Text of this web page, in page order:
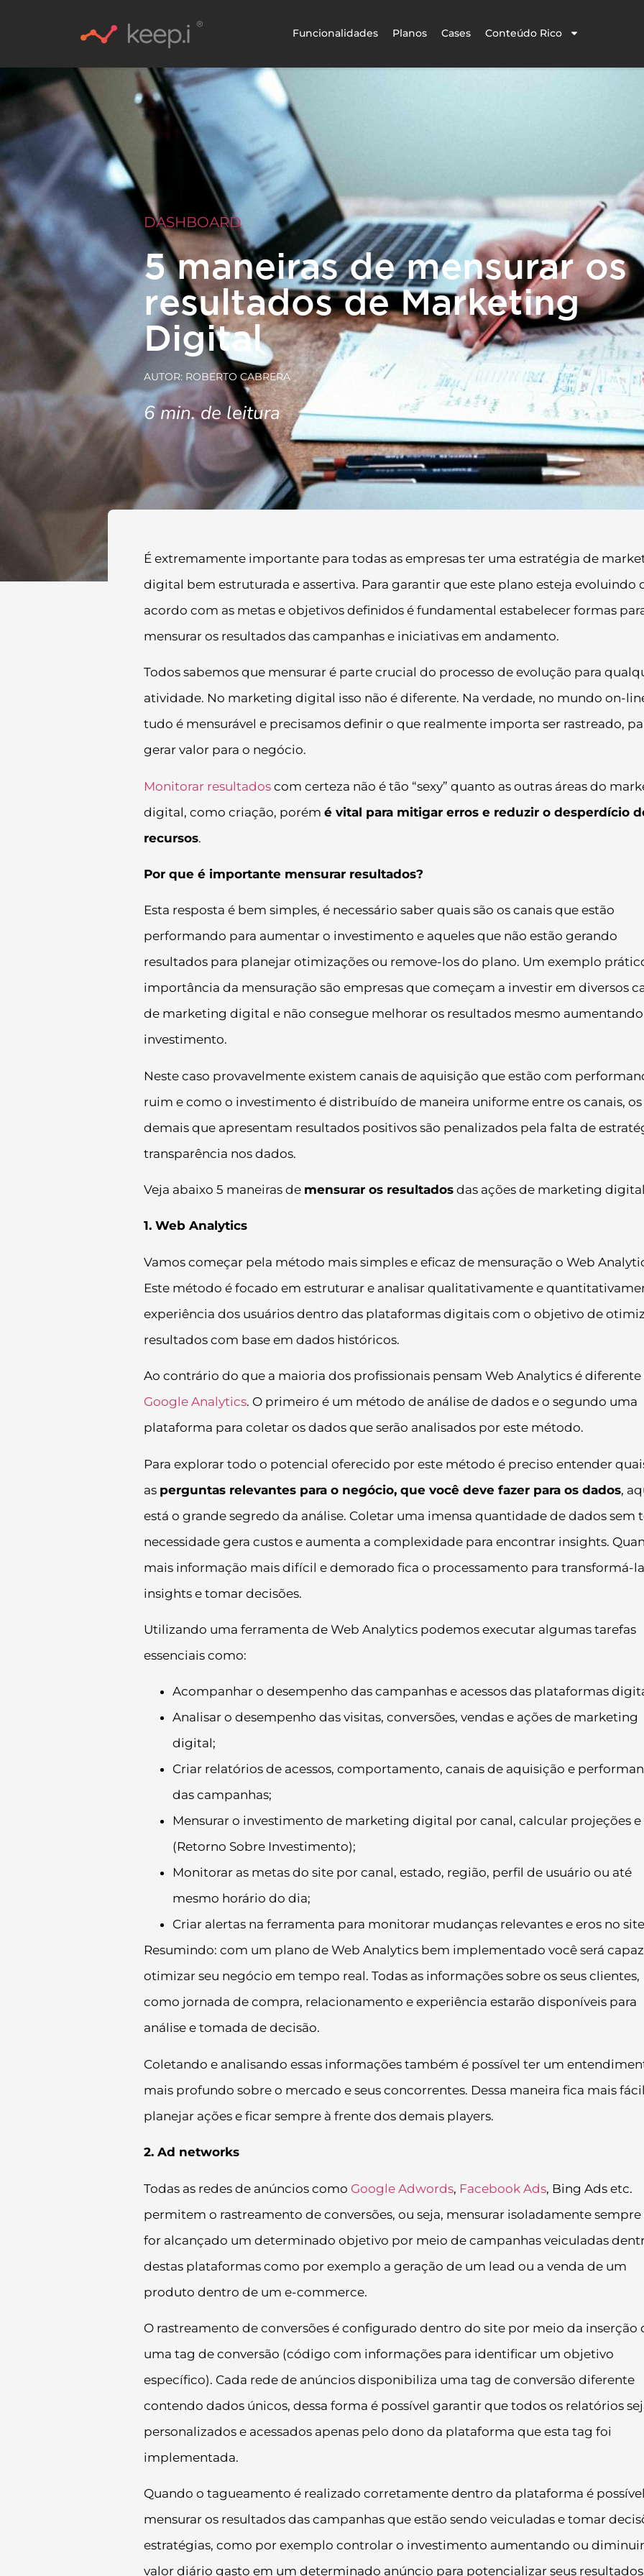
Funcionalidades Planos Cases Conteúdo Rico
DASHBOARD
5 maneiras de mensurar os
resultados de Marketing
Digital
AUTOR: ROBERTO CABRERA
6 min. de leitura
É extremamente importante para todas as empresas ter uma estratégia de
digital bem estruturada e assertiva. Para garantir que este plano esteja evoluindo
acordo com as metas e objetivos definidos é fundamental estabelecer formas
mensurar os resultados das campanhas e iniciativas em andamento.
Todos sabemos que mensurar é parte crucial do processo de evolução para
atividade. No marketing digital isso não é diferente. Na verdade, no mundo on-
tudo é mensurável e precisamos definir o que realmente importa ser rastreado,
gerar valor para o negócio.
Monitorar resultados com certeza não é tão “sexy” quanto as outras áreas do
digital, como criação, porém é vital para mitigar erros e reduzir o desperdício
recursos.
Por que é importante mensurar resultados?
Esta resposta é bem simples, é necessário saber quais são os canais que estão
performando para aumentar o investimento e aqueles que não estão gerando
resultados para planejar otimizações ou remove-los do plano. Um exemplo
importância da mensuração são empresas que começam a investir em diversos
de marketing digital e não consegue melhorar os resultados mesmo
investimento.
Neste caso provavelmente existem canais de aquisição que estão com
ruim e como o investimento é distribuído de maneira uniforme entre os canais, os
demais que apresentam resultados positivos são penalizados pela falta de
transparência nos dados.
Veja abaixo 5 maneiras de mensurar os resultados das ações de marketing
1. Web Analytics
Vamos começar pela método mais simples e eficaz de mensuração o Web
Este método é focado em estruturar e analisar qualitativamente e
experiência dos usuários dentro das plataformas digitais com o objetivo de
resultados com base em dados históricos.
Ao contrário do que a maioria dos profissionais pensam Web Analytics é diferente
Google Analytics. O primeiro é um método de análise de dados e o segundo uma
plataforma para coletar os dados que serão analisados por este método.
Para explorar todo o potencial oferecido por este método é preciso entender
as perguntas relevantes para o negócio, que você deve fazer para os dados,
está o grande segredo da análise. Coletar uma imensa quantidade de dados sem
necessidade gera custos e aumenta a complexidade para encontrar insights.
mais informação mais difícil e demorado fica o processamento para transformá-
insights e tomar decisões.
Utilizando uma ferramenta de Web Analytics podemos executar algumas tarefas
essenciais como:
Acompanhar o desempenho das campanhas e acessos das plataformas
Analisar o desempenho das visitas, conversões, vendas e ações de marketing
digital;
Criar relatórios de acessos, comportamento, canais de aquisição e
das campanhas;
Mensurar o investimento de marketing digital por canal, calcular projeções e
(Retorno Sobre Investimento);
Monitorar as metas do site por canal, estado, região, perfil de usuário ou até
mesmo horário do dia;
Criar alertas na ferramenta para monitorar mudanças relevantes e eros no
Resumindo: com um plano de Web Analytics bem implementado você será
otimizar seu negócio em tempo real. Todas as informações sobre os seus clientes,
como jornada de compra, relacionamento e experiência estarão disponíveis para
análise e tomada de decisão.
Coletando e analisando essas informações também é possível ter um
mais profundo sobre o mercado e seus concorrentes. Dessa maneira fica mais fácil
planejar ações e ficar sempre à frente dos demais players.
2. Ad networks
Todas as redes de anúncios como Google Adwords, Facebook Ads, Bing Ads etc.
permitem o rastreamento de conversões, ou seja, mensurar isoladamente sempre
for alcançado um determinado objetivo por meio de campanhas veiculadas
destas plataformas como por exemplo a geração de um lead ou a venda de um
produto dentro de um e-commerce.
O rastreamento de conversões é configurado dentro do site por meio da inserção
uma tag de conversão (código com informações para identificar um objetivo
específico). Cada rede de anúncios disponibiliza uma tag de conversão diferente
contendo dados únicos, dessa forma é possível garantir que todos os relatórios
personalizados e acessados apenas pelo dono da plataforma que esta tag foi
implementada.
Quando o tagueamento é realizado corretamente dentro da plataforma é possível
mensurar os resultados das campanhas que estão sendo veiculadas e tomar
estratégias, como por exemplo controlar o investimento aumentando ou
valor diário gasto em um determinado anúncio para potencializar seus